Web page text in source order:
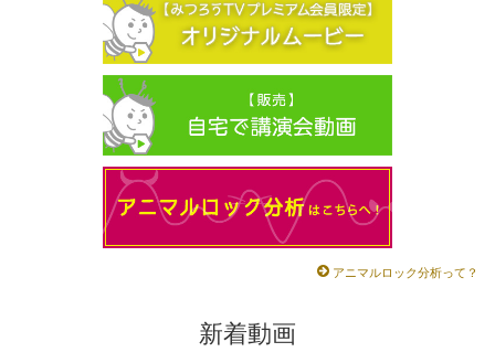
アニマルロック分析って？
新着動画